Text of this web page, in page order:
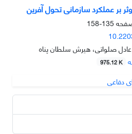
بر عملکرد سازمانی تحول آفرین
135-158
صلواتی، هیرش سلطان پناه
975.12 K